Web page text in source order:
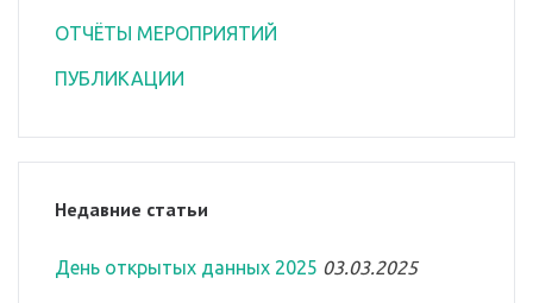
ОТЧЁТЫ МЕРОПРИЯТИЙ
ПУБЛИКАЦИИ
Недавние статьи
День открытых данных 2025 03.03.2025